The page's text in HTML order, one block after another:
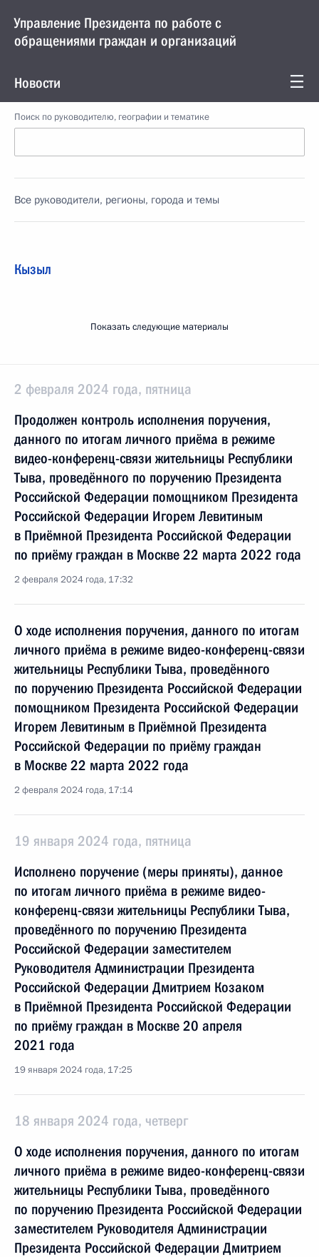
Управление Президента по работе с
обращениями граждан и организаций
Новости
Поиск по руководителю, географии и тематике
Все руководители, регионы, города и темы
Кызыл
Показать следующие материалы
2 февраля 2024 года, пятница
Продолжен контроль исполнения поручения,
данного по итогам личного приёма в режиме
видео-конференц-связи жительницы Республики
Тыва, проведённого по поручению Президента
Российской Федерации помощником Президента
Российской Федерации Игорем Левитиным
в Приёмной Президента Российской Федерации
по приёму граждан в Москве 22 марта 2022 года
2 февраля 2024 года, 17:32
О ходе исполнения поручения, данного по итогам
личного приёма в режиме видео-конференц-связи
жительницы Республики Тыва, проведённого
по поручению Президента Российской Федерации
помощником Президента Российской Федерации
Игорем Левитиным в Приёмной Президента
Российской Федерации по приёму граждан
в Москве 22 марта 2022 года
2 февраля 2024 года, 17:14
19 января 2024 года, пятница
Исполнено поручение (меры приняты), данное
по итогам личного приёма в режиме видео-
конференц-связи жительницы Республики Тыва,
проведённого по поручению Президента
Российской Федерации заместителем
Руководителя Администрации Президента
Российской Федерации Дмитрием Козаком
в Приёмной Президента Российской Федерации
по приёму граждан в Москве 20 апреля
2021 года
19 января 2024 года, 17:25
18 января 2024 года, четверг
О ходе исполнения поручения, данного по итогам
личного приёма в режиме видео-конференц-связи
жительницы Республики Тыва, проведённого
по поручению Президента Российской Федерации
заместителем Руководителя Администрации
Президента Российской Федерации Дмитрием